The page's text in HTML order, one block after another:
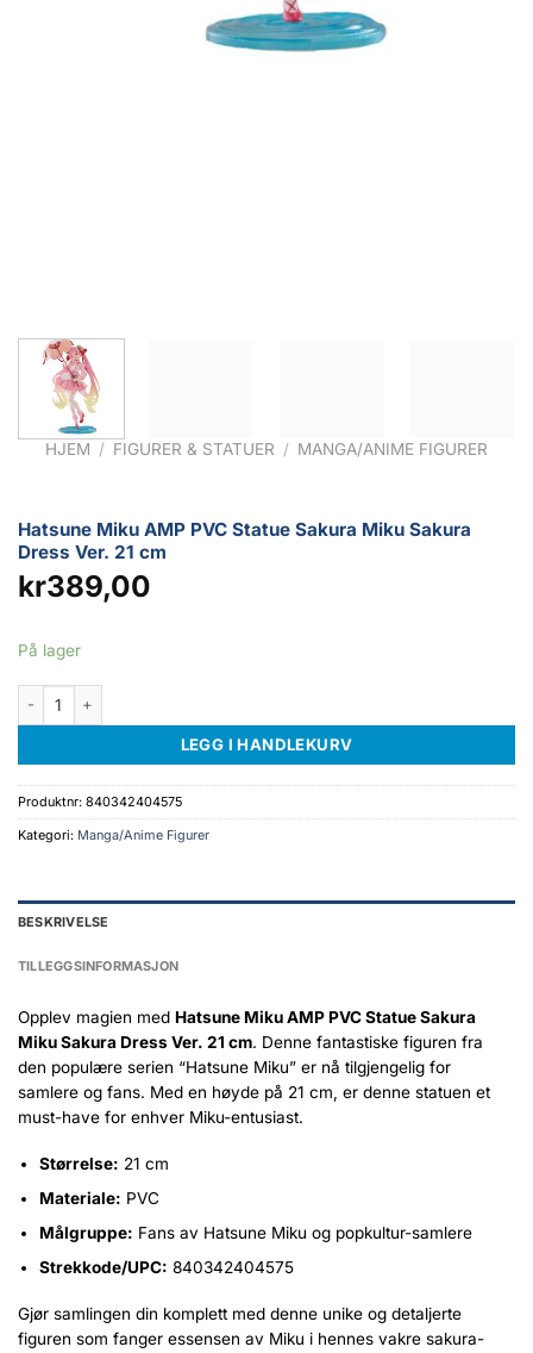
HJEM / FIGURER & STATUER / MANGA/ANIME FIGURER
Hatsune Miku AMP PVC Statue Sakura Miku Sakura
Dress Ver. 21 cm
kr389,00
På lager
LEGG I HANDLEKURV
Produktnr: 840342404575
Kategori: Manga/Anime Figurer
BESKRIVELSE
TILLEGGSINFORMASJON
Opplev magien med Hatsune Miku AMP PVC Statue Sakura
Miku Sakura Dress Ver. 21 cm. Denne fantastiske figuren fra
den populære serien “Hatsune Miku” er nå tilgjengelig for
samlere og fans. Med en høyde på 21 cm, er denne statuen et
must-have for enhver Miku-entusiast.
Størrelse: 21 cm
Materiale: PVC
Målgruppe: Fans av Hatsune Miku og popkultur-samlere
Strekkode/UPC: 840342404575
Gjør samlingen din komplett med denne unike og detaljerte
figuren som fanger essensen av Miku i hennes vakre sakura-